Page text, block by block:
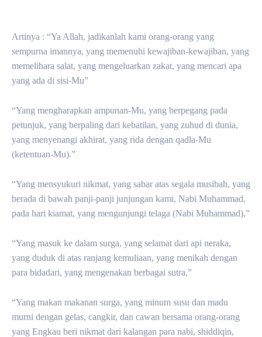
Artinya : “Ya Allah, jadikanlah kami orang-orang yang
sempurna imannya, yang memenuhi kewajiban-kewajiban, yang
memelihara salat, yang mengeluarkan zakat, yang mencari apa
yang ada di sisi-Mu”
“Yang mengharapkan ampunan-Mu, yang berpegang pada
petunjuk, yang berpaling dari kebatilan, yang zuhud di dunia,
yang menyenangi akhirat, yang rida dengan qadla-Mu
(ketentuan-Mu).”
“Yang mensyukuri nikmat, yang sabar atas segala musibah, yang
berada di bawah panji-panji junjungan kami, Nabi Muhammad,
pada hari kiamat, yang mengunjungi telaga (Nabi Muhammad),”
“Yang masuk ke dalam surga, yang selamat dari api neraka,
yang duduk di atas ranjang kemuliaan, yang menikah dengan
para bidadari, yang mengenakan berbagai sutra,”
“Yang makan makanan surga, yang minum susu dan madu
murni dengan gelas, cangkir, dan cawan bersama orang-orang
yang Engkau beri nikmat dari kalangan para nabi, shiddiqin,